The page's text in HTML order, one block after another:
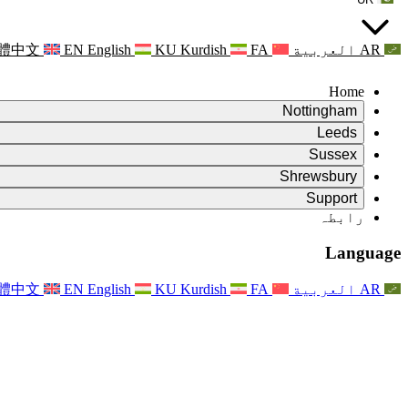
AR العربية 中文 EN English KU Kurdish FA
Home
Nottingham
Review
جائزہ کے چیئرمین
آزاد جائزہ ٹیم
حوالہ جات کی شرائط
آزاد جائزہ کی حتمی رپورٹ
اکثر پوچھے گئے سوالات
رابطہ
For Families
فیملی فیڈ بیک کا عمل
خبرنامے
Leeds
Review
جائزہ کے چیئرمین
آزاد جائزہ ٹیم
حوالہ کی شرائط
رابطہ
خاندانوں کے لیے نفسیاتی معاونت
فیملیز کے لیے اپڈیٹس
واقعات
For Staff
Sussex
Review
جائزہ کے چیئرمین
آزاد جائزہ ٹیم
حوالہ جات کی شرائط
For Families
خاندانوں کے لئے تازہ ترین معلومات
Shrewsbury
Review
زچگی کے جائزے کے لئے حوالہ کی شرائط
اعلانات
Reports
آزاد جائزہ کی حتمی رپورٹ
For Families
Support
Leeds
Nottingham
خاندانی نفسیاتی مدد کی خدمت
دماغی صحت کے بحران کی حمایت
علاقائی خدمات ناٹنگھم
رابطہ
Language
AR العربية 中文 EN English KU Kurdish FA